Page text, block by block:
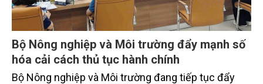
Bộ Nông nghiệp và Môi trường đẩy mạnh số
hóa cải cách thủ tục hành chính
Bộ Nông nghiệp và Môi trường đang tiếp tục đẩy